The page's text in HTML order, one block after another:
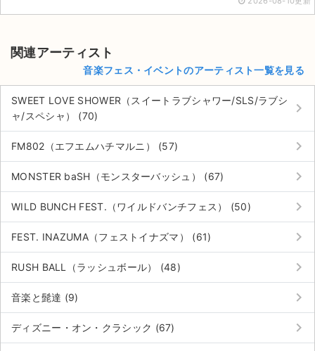
関連アーティスト
音楽フェス・イベントのアーティスト一覧を見る
SWEET LOVE SHOWER（スイートラブシャワー/SLS/ラブシ
ャ/スペシャ） (70)
keyboard_arrow_right
FM802（エフエムハチマルニ） (57) keyboard_arrow_right
MONSTER baSH（モンスターバッシュ） (67) keyboard_arrow_right
WILD BUNCH FEST.（ワイルドバンチフェス） (50) keyboard_arrow_right
FEST. INAZUMA（フェストイナズマ） (61) keyboard_arrow_right
RUSH BALL（ラッシュボール） (48) keyboard_arrow_right
音楽と髭達 (9) keyboard_arrow_right
ディズニー・オン・クラシック (67) keyboard_arrow_right